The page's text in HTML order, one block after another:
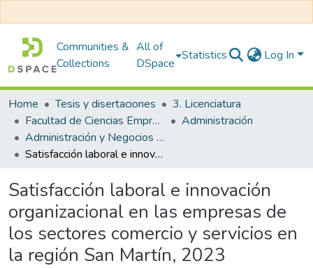
Communities &
Collections
All of
DSpace
Statistics Log In
Home Tesis y disertaciones
3. Licenciatura
Facultad de Ciencias Empresariales
Administración
Administración y Negocios Internacionales
Satisfacción laboral e innovación organizacional en las empresas de los sectores comercio y servicios en la región San Martín, 2023
Satisfacción laboral e innovación
organizacional en las empresas de
los sectores comercio y servicios en
la región San Martín, 2023